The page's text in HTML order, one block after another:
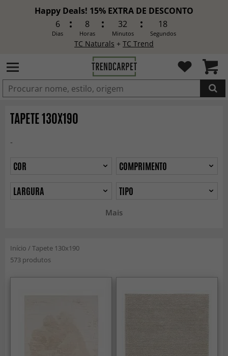
Happy Deals! 15% EXTRA DE DESCONTO
6
Dias
8
Horas
32
Minutos
16
Segundos
TC Naturals + TC Trend
TAPETE 130X190
-
Mais
COR
COMPRIMENTO
LARGURA
TIPO
Início /Tapete 130x190
573 produtos